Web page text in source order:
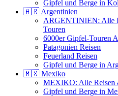
Gipfel und Berge in
🇦🇷 Argentinien
ARGENTINIEN: Alle
Touren
6000er Gipfel-Touren
Patagonien Reisen
Feuerland Reisen
Gipfel und Berge in
🇲🇽 Mexiko
MEXIKO: Alle Reisen
Gipfel und Berge in